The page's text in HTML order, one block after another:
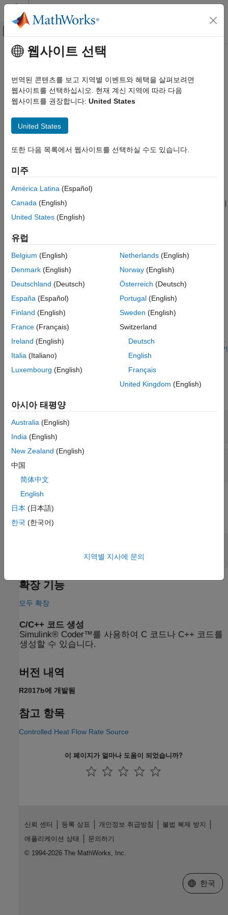
콘텐츠로 바로 가기
오프캔버스 탐색 메뉴 토글
문서 홈
Simscape
Foundation 블록 라이브러리
Thermal Sources
Heat Flow Rate Source
설명
예제
포트
버전 내역
주요 콘텐츠
Heat Flow Rate Source
열 에너지의 일정한 소스(공급원)이며 열 유동으로 특징지어짐
라이브러리:
Sources
설명
Heat Flow Rate Source
블록은 소스 양단 간의 온도차에 관계없이
지정된 열 유동을 유지할 수 있을 정도로 강력한 이상적인 열
소스는열 유량파라미터 값이 정의하는 일정한 열 유량을
생성합니다.
예제
엔진 냉각 시스템
이 예제에서는 사용자 지정 열 유체 블록을 사용하여 기본 엔진
냉각 회로를 통해 물을 순환시킵니다. 엔진의 열은 냉각수에
흡수되어 라디에이터를 통해 방출됩니다. 시스템 온도는 임계값을
장치에 의해 조절됩니다.
모델 열기
포트
A— 소스 입구
열
—소스 출구
파라미터
모두 확장
0W (디폴트 값)
확장 기능
모두 확장
C/C++ 코드 생성
Simulink® Coder™를 사용하여 C 코드나 C++ 코드를
생성할 수 있습니다.
버전 내역
R2017b에 개발됨
참고 항목
Controlled Heat Flow Rate Source
이 페이지가 얼마나 도움이 되었습니까?
웹사이트 선택
번역된 콘텐츠를 보고 지역별 이벤트와 혜택을 살펴보려면
웹사이트를 선택하십시오. 현재 계신 지역에 따라 다음
웹사이트를 권장합니다: United States
United States
또한 다음 목록에서 웹사이트를 선택하실 수도 있습니다.
미주
América Latina (Español)
Canada (English)
United States (English)
유럽
Belgium (English)
Denmark (English)
Deutschland (Deutsch)
España (Español)
Finland (English)
France (Français)
Ireland (English)
Italia (Italiano)
Luxembourg (English)
Netherlands(English)
Norway(English)
Österreich (Deutsch)
Portugal(English)
Sweden (English)
Switzerland
Deutsch
English
Français
United Kingdom (English)
아시아 태평양
Australia (English)
India (English)
New Zealand (English)
中国
简体中文
English
日本 (日本語)
한국 (한국어)
지역별 지사에 문의
신뢰 센터 등록 상표 개인정보 취급방침
불법 복제 방지
애플리케이션 상태
문의하기
© 1994-2026 The MathWorks, Inc.
웹사이트
한국